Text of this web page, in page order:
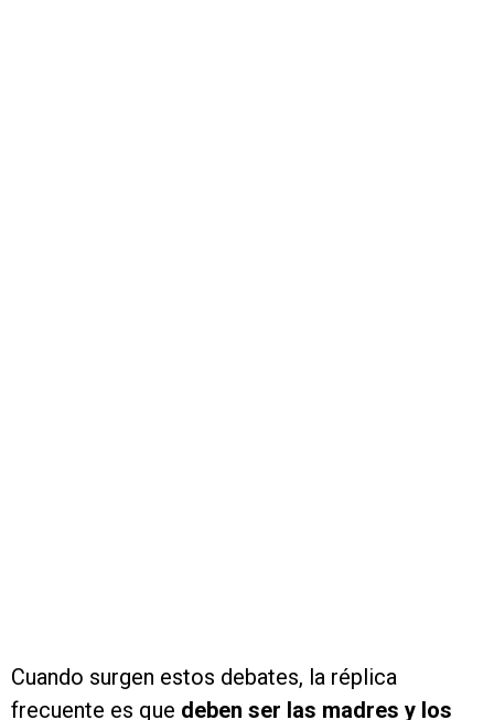
Cuando surgen estos debates, la réplica
frecuente es que deben ser las madres y los